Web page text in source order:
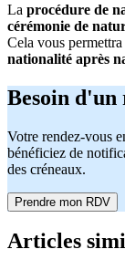
La procédure de
cérémonie de
Cela vous
nationalité après
Besoin d'un
Votre rendez-vous
bénéficiez de
des créneaux.
Prendre mon RDV
Articles